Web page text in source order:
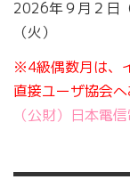
2026年９月２日
（火）
※4級偶数月は、
直接ユーザ協会へ
（公財）日本電